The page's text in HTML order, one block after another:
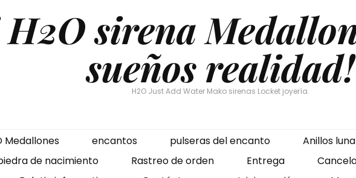
sirena
sueños realidad!
H2O Just Add Water Mako sirenas Locket joyería.
Medallones encantos pulseras del encanto
Anillos luna
de nacimiento
Rastreo de orden Entrega